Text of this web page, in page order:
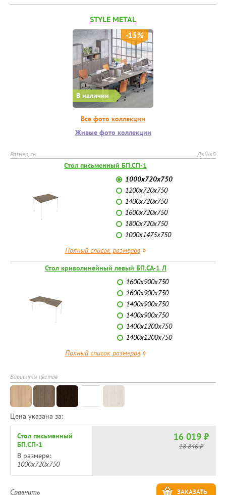
STYLE METAL
В наличии
-15%
Все фото коллекции
Живые фото коллекции
Размер, см ДхШхВ
Стол письменный БП.СП-1
1000х720х750
1200х720х750
1400х720х750
1600х720х750
1800х720х750
1000х1475х750
Полный список размеров»
Стол криволинейный левый БП.СА-1 Л
1600х900х750
1600х900х750
1400х900х750
1400х900х750
1400х1200х750
1400х1200х750
Полный список размеров»
Варианты цветов
Цена указана за:
Стол письменный
БП.СП-1
В размере:
1000х720х750
16 019 ₽
18 846 ₽
ЗАКАЗАТЬ
Сравнить